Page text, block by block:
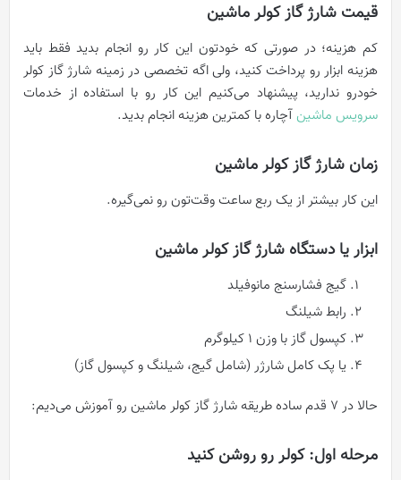
قیمت شارژ گاز کولر ماشین
کم هزینه؛ در صورتی که خودتون این کار رو انجام بدید فقط باید
هزینه ابزار رو پرداخت کنید، ولی اگه تخصصی در زمینه شارژ گاز کولر
خودرو ندارید، پیشنهاد می‌کنیم این کار رو با استفاده از خدمات
سرویس ماشینآچاره با کمترین هزینه انجام بدید.
زمان شارژ گاز کولر ماشین
این کار بیشتر از یک ربع ساعت وقت‌تون رو نمی‌گیره.
ابزار یا دستگاه شارژ گاز کولر ماشین
گیج فشارسنج مانوفیلد
رابط شیلنگ
کپسول گاز با وزن 1 کیلوگرم
یا پک کامل شارژر (شامل گیج، شیلنگ و کپسول گاز)
حالا در 7 قدم ساده طریقه شارژ گاز کولر ماشین رو آموزش می‌دیم:
مرحله اول: کولر رو روشن کنید